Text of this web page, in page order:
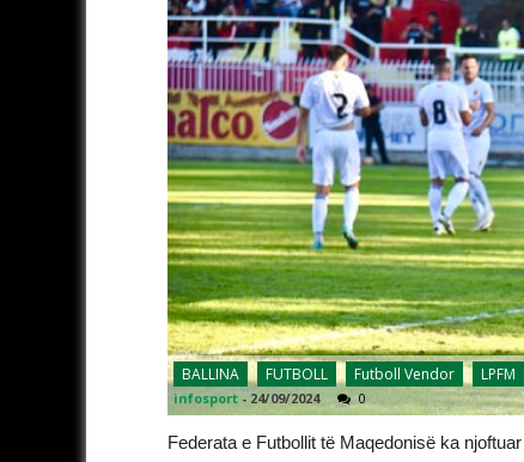
BALLINA FUTBOLL Futboll Vendor LPFM
infosport - 24/09/2024 0
Federata e Futbollit të Maqedonisë ka